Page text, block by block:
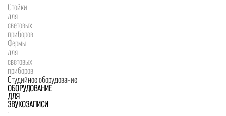
Стойки
для
световых
приборов
Фермы
для
световых
приборов
Студийное оборудование
ОБОРУДОВАНИЕ
ДЛЯ
ЗВУКОЗАПИСИ